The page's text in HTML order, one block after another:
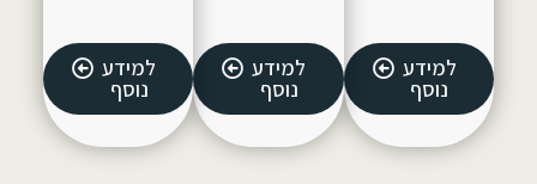
למידע
נוסף
למידע
נוסף
למידע
נוסף